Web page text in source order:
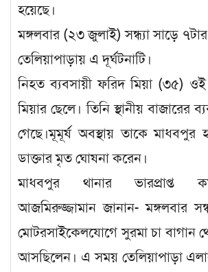
হয়েছে।
মঙ্গলবার (২৩ জুলাই) সন্ধ্যা সাড়ে
তেলিয়াপাড়ায় এ দূর্ঘটনাটি।
নিহত ব্যবসায়ী ফরিদ মিয়া (৩৫)
মিয়ার ছেলে। তিনি স্থানীয় বাজারের
গেছে।মূমূর্ষ অবস্থায় তাকে মাধবপুর
ডাক্তার মৃত ঘোষনা করেন।
মাধবপুর থানার ভারপ্রাপ্ত
আজমিরুজ্জামান জানান- মঙ্গলবার
মোটরসাইকেলযোগে সুরমা চা বাগান
আসছিলেন। এ সময় তেলিয়াপাড়া